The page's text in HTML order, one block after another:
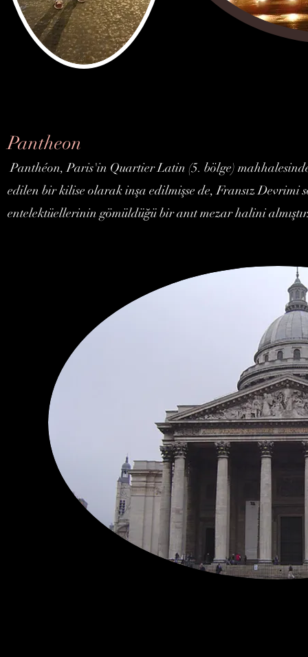
Pantheon
Panthéon, Paris'in Quartier Latin (5. bölge)
edilen bir kilise olarak inşa edilmişse de, Fransız Devrimi
entelektüellerinin gömüldüğü bir anıt mezar halini